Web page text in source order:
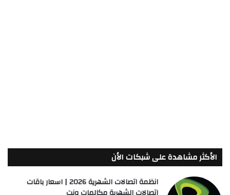
الأكثر مشاهدة على شبكات الأن
انظمة اتصالات الشهرية 2026 | اسعار باقات